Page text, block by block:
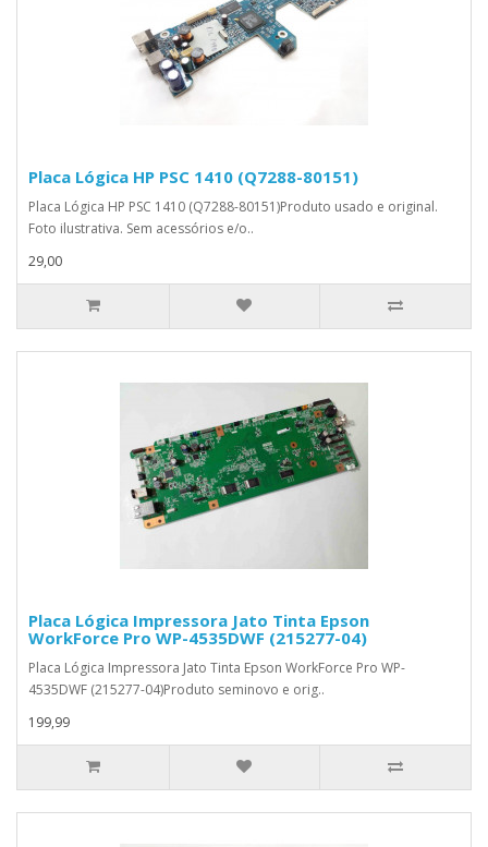
Placa Lógica HP PSC 1410 (Q7288-80151)
Placa Lógica HP PSC 1410 (Q7288-80151)Produto usado e original.
Foto ilustrativa. Sem acessórios e/o..
29,00
Placa Lógica Impressora Jato Tinta Epson
WorkForce Pro WP-4535DWF (215277-04)
Placa Lógica Impressora Jato Tinta Epson WorkForce Pro WP-
4535DWF (215277-04)Produto seminovo e orig..
199,99